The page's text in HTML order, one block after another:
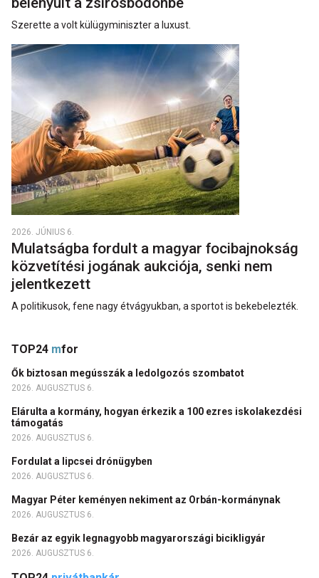
Szerette a volt külügyminiszter a luxust.
2026. JÚNIUS 6.
Mulatságba fordult a magyar focibajnokság
közvetítési jogának aukciója, senki nem
jelentkezett
A politikusok, fene nagy étvágyukban, a sportot is bekebelezték.
TOP24 mfor
Ők biztosan megússzák a ledolgozós szombatot
2026. AUGUSZTUS 6.
Elárulta a kormány, hogyan érkezik a 100 ezres iskolakezdési
támogatás
2026. AUGUSZTUS 6.
Fordulat a lipcsei drónügyben
2026. AUGUSZTUS 6.
Magyar Péter keményen nekiment az Orbán-kormánynak
2026. AUGUSZTUS 6.
Bezár az egyik legnagyobb magyarországi bicikligyár
2026. AUGUSZTUS 6.